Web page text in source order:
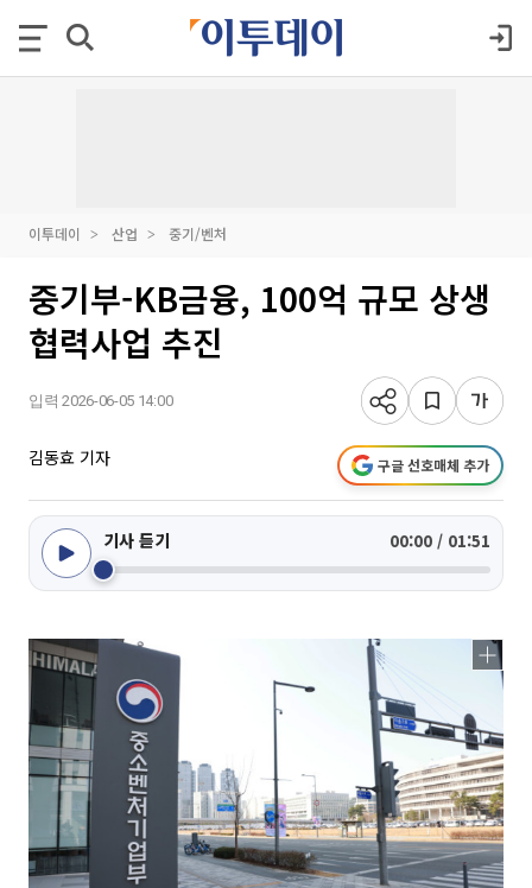
이투데이 산업 중기/벤처
중기부-KB금융, 100억 규모 상생
협력사업 추진
입력 2026-06-05 14:00
김동효 기자 구글 선호매체 추가
기사 듣기 00:00 / 01:51